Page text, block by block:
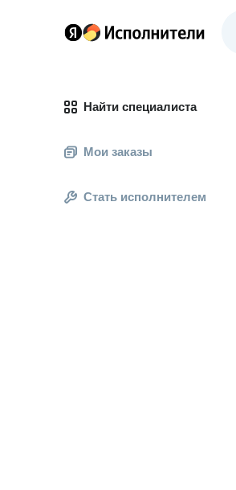
Найти специалиста
Мои заказы
Стать исполнителем